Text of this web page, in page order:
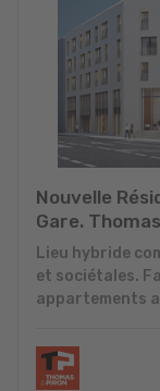
Nouvelle
Gare.
Lieu hybride
et sociétales.
appartements